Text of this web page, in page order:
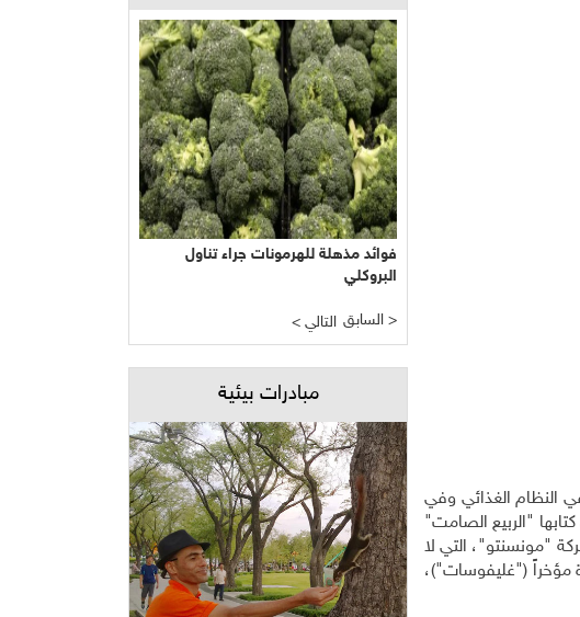
النظام الغذائي وفي
"الربيع الصامت"
"مونسنتو"، التي لا
مؤخراً ("غليفوسات")،
فوائد مذهلة للهرمونات جراء تناول
البروكلي
< التالي السابق >
مبادرات بيئية